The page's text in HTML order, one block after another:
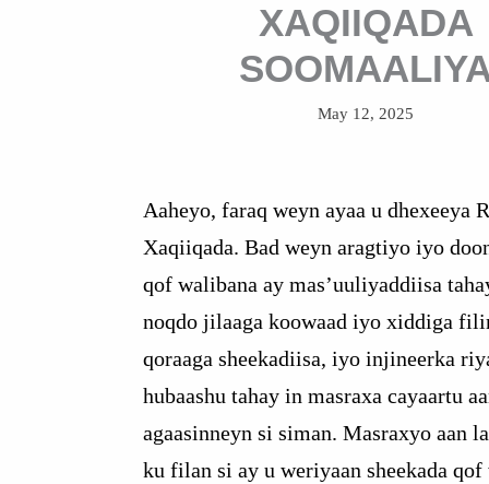
XAQIIQADA
May 12, 2025
Aaheyo, faraq weyn ayaa u dhexeeya
Xaqiiqada. Bad weyn aragtiyo iyo
qof walibana ay mas’uuliyaddiisa
noqdo jilaaga koowaad iyo xiddiga
qoraaga sheekadiisa, iyo injineerka
hubaashu tahay in masraxa cayaartu
agaasinneyn si siman. Masraxyo aan
ku filan si ay u weriyaan sheekada qof